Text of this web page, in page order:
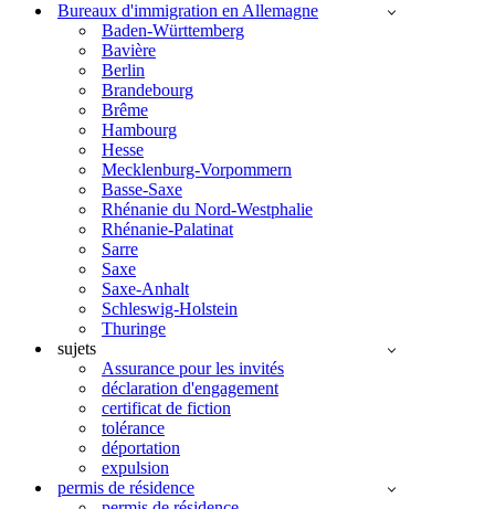
navigationBureaux d'immigration en Allemagne
Baden-Württemberg
Bavière
Berlin
Brandebourg
Brême
Hambourg
Hesse
Mecklenburg-Vorpommern
Basse-Saxe
Rhénanie du Nord-Westphalie
Rhénanie-Palatinat
Sarre
Saxe
Saxe-Anhalt
Schleswig-Holstein
Thuringe
sujets
Assurance pour les invités
déclaration d'engagement
certificat de fiction
tolérance
déportation
expulsion
permis de résidence